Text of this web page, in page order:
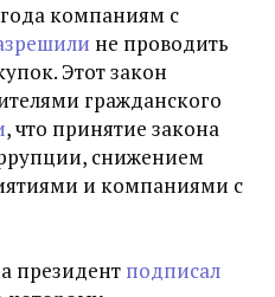
компаниям с
не проводить
Этот закон
гражданского
, что принятие закона
снижением
и компаниями с
президент подписал